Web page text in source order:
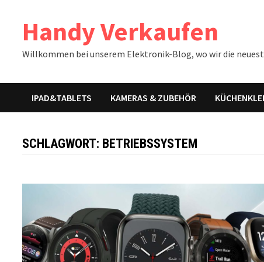
Inhalt
springenHandy Verkaufen
Willkommen bei unserem Elektronik-Blog, wo wir die
IPAD&TABLETS KAMERAS & ZUBEHÖR
SCHLAGWORT: BETRIEBSSYSTEM